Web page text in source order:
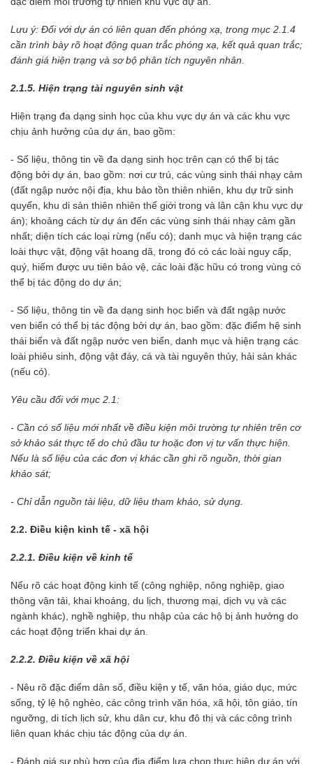
Lưu ý: Đối với dự án có liên quan đến phóng xạ, trong mục 2.1.4
cần trình bày rõ hoạt động quan trắc phóng xạ, kết quả quan trắc;
đánh giá hiện trạng và sơ bộ phân tích nguyên nhân.
2.1.5. Hiện trạng tài nguyên sinh vật
Hiện trạng đa dạng sinh học của khu vực dự án và các khu vực
chịu ảnh hưởng của dự án, bao gồm:
- Số liệu, thông tin về đa dạng sinh học trên cạn có thể bị tác
động bởi dự án, bao gồm: nơi cư trú, các vùng sinh thái nhạy cảm
(đất ngập nước nội địa, khu bảo tồn thiên nhiên, khu dự trữ sinh
quyển, khu di sản thiên nhiên thế giới trong và lân cận khu vực dự
án); khoảng cách từ dự án đến các vùng sinh thái nhạy cảm gần
nhất; diện tích các loại rừng (nếu có); danh mục và hiện trạng các
loài thực vật, động vật hoang dã, trong đó có các loài nguy cấp,
quý, hiếm được ưu tiên bảo vệ, các loài đặc hữu có trong vùng có
thể bị tác động do dự án;
- Số liệu, thông tin về đa dạng sinh học biển và đất ngập nước
ven biển có thể bị tác động bởi dự án, bao gồm: đặc điểm hệ sinh
thái biển và đất ngập nước ven biển, danh mục và hiện trạng các
loài phiêu sinh, động vật đáy, cá và tài nguyên thủy, hải sản khác
(nếu có).
Yêu cầu đối với mục 2.1:
- Cần có số liệu mới nhất về điều kiện môi trường tự nhiên trên cơ
sở khảo sát thực tế do chủ đầu tư hoặc đơn vị tư vấn thực hiện.
Nếu là số liệu của các đơn vị khác cần ghi rõ nguồn, thời gian
khảo sát;
- Chỉ dẫn nguồn tài liệu, dữ liệu tham khảo, sử dụng.
2.2. Điều kiện kinh tế - xã hội
2.2.1. Điều kiện về kinh tế
Nếu rõ các hoạt động kinh tế (công nghiệp, nông nghiệp, giao
thông vận tải, khai khoáng, du lịch, thương mại, dịch vụ và các
ngành khác), nghề nghiệp, thu nhập của các hộ bị ảnh hưởng do
các hoạt động triển khai dự án.
2.2.2. Điều kiện về xã hội
- Nêu rõ đặc điểm dân số, điều kiện y tế, văn hóa, giáo dục, mức
sống, tỷ lệ hộ nghèo, các công trình văn hóa, xã hội, tôn giáo, tín
ngưỡng, di tích lịch sử, khu dân cư, khu đô thị và các công trình
liên quan khác chịu tác động của dự án.
- Đánh giá sự phù hợp của địa điểm lựa chọn thực hiện dự án với